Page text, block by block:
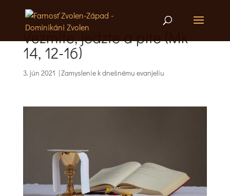
Vezmite, jedzte a pite (Mk
14, 12-16)
3. jún 2021 |Zamyslenie k dnešnému evanjeliu